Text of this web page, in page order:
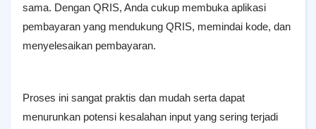
sama. Dengan QRIS, Anda cukup membuka aplikasi
pembayaran yang mendukung QRIS, memindai kode, dan
menyelesaikan pembayaran.
Proses ini sangat praktis dan mudah serta dapat
menurunkan potensi kesalahan input yang sering terjadi